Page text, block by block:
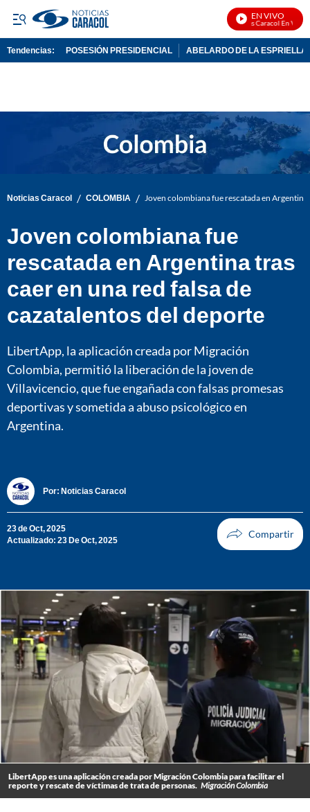
EN VIVO
Noticias Caracol En Vivo
Tendencias: POSESIÓN PRESIDENCIAL ABELARDO DE LA ESPRIELLA
Noticias Caracol / COLOMBIA / Joven colombiana fue rescatada en
Joven colombiana fue
rescatada en Argentina tras
caer en una red falsa de
cazatalentos del deporte
LibertApp, la aplicación creada por Migración
Colombia, permitió la liberación de la joven de
Villavicencio, que fue engañada con falsas promesas
deportivas y sometida a abuso psicológico en
Argentina.
Por: Noticias Caracol
23 de Oct, 2025
Actualizado: 23 De Oct, 2025
LibertApp es una aplicación creada por Migración Colombia para facilitar el
reporte y rescate de víctimas de trata de personas. Migración Colombia